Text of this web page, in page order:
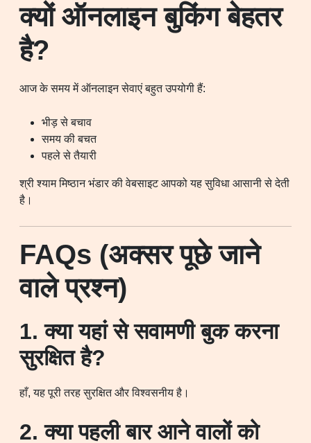
क्यों ऑनलाइन बुकिंग बेहतर
है?
आज के समय में ऑनलाइन सेवाएं बहुत उपयोगी हैं:
भीड़ से बचाव
समय की बचत
पहले से तैयारी
श्री श्याम मिष्ठान भंडार की वेबसाइट आपको यह सुविधा आसानी से देती
है।
FAQs (अक्सर पूछे जाने
वाले प्रश्न)
1. क्या यहां से सवामणी बुक करना
सुरक्षित है?
हाँ, यह पूरी तरह सुरक्षित और विश्वसनीय है।
2. क्या पहली बार आने वालों को